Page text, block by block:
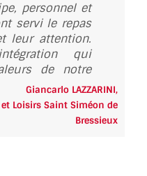
personnel et
servi le repas
leur attention.
qui
de notre
Giancarlo LAZZARINI,
Loisirs Saint Siméon de
Bressieux